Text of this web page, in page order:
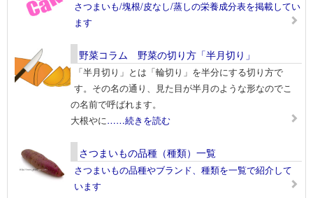
さつまいも/塊根/皮なし/蒸しの栄養成分表を掲載してい
ます
野菜コラム 野菜の切り方「半月切り」
「半月切り」とは「輪切り」を半分にする切り方で
す。その名の通り、見た目が半月のような形なのでこ
の名前で呼ばれます。
大根やに……続きを読む
さつまいもの品種（種類）一覧
さつまいもの品種やブランド、種類を一覧で紹介して
います